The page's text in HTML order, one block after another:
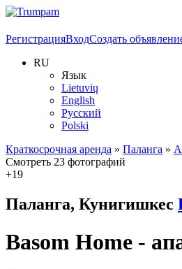
РегистрацияВходСоздать
RU
Язык
Lietuvių
English
Русский
Polski
Краткосрочная аренда » Паланга »
Смотреть 23 фотографий
+19
Паланга, Кунигишкес
Basom Home -